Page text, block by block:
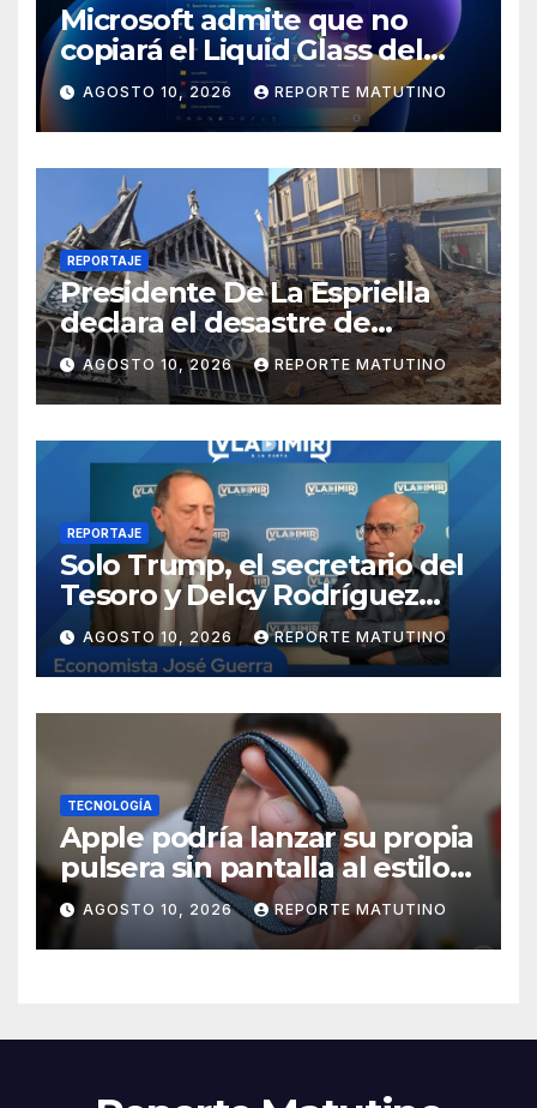
Microsoft admite que no
copiará el Liquid Glass del
iPhone en Windows 11 y tiene
una buena razón
AGOSTO 10, 2026 REPORTE MATUTINO
REPORTAJE
Presidente De La Espriella
declara el desastre de
carácter nacional tras
terremoto de magnitud 7,4
AGOSTO 10, 2026 REPORTE MATUTINO
REPORTAJE
Solo Trump, el secretario del
Tesoro y Delcy Rodríguez
saben dónde están los reales
del petróleo
AGOSTO 10, 2026 REPORTE MATUTINO
TECNOLOGÍA
Apple podría lanzar su propia
pulsera sin pantalla al estilo
Whoop o Fitbit Air
AGOSTO 10, 2026 REPORTE MATUTINO